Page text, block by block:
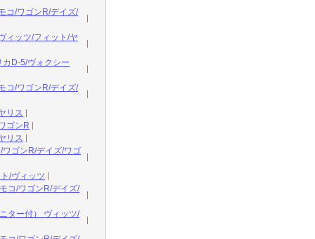
コ/ワゴンR/デイズ/
ィッツ/フィット/ヤ
D-5/ヴォクシー
コ/ワゴンR/デイズ/
リス
ゴンR
リス
ゴンR/デイズ/ワゴ
/ヴィッツ
コ/ワゴンR/デイズ/
ター付） ヴィッツ/